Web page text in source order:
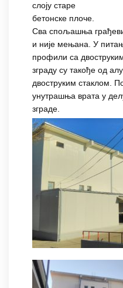
слоју старе
бетонске плоче.
Сва спољашња
и није мењана. У
профили са
зграду су такође од
двоструким стаклом.
унутрашња врата у
зграде.